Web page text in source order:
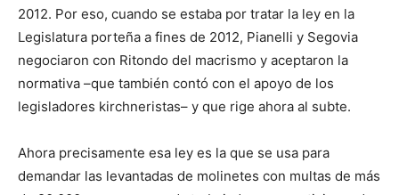
2012. Por eso, cuando se estaba por tratar la ley en la
Legislatura porteña a fines de 2012, Pianelli y Segovia
negociaron con Ritondo del macrismo y aceptaron la
normativa –que también contó con el apoyo de los
legisladores kirchneristas– y que rige ahora al subte.
Ahora precisamente esa ley es la que se usa para
demandar las levantadas de molinetes con multas de más